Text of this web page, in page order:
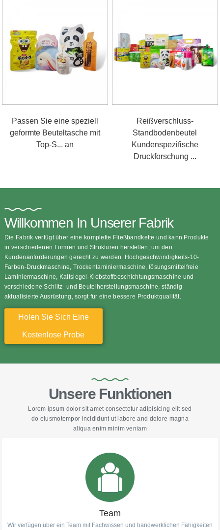
Passen Sie eine speziell
geformte Beuteltasche mit
Top-S... an
Reißverschluss-
Standbodenbeutel
Kundenspezifische
Druckforschung ...
Willkommen In Unserer Fabrik
Die Fabrik verfügt über eine komplette Fließbandkette und kann Produkte
in verschiedenen Formen und Strukturen herstellen, um den
Kundenanforderungen gerecht zu werden. Hochgeschwindigkeits-10-
Farben-Druckmaschine, Trockenlaminiermaschine, lösungsmittelfreie
Laminiermaschine, Kaltsiegel-Klebstoffbeschichtungsmaschine und
verschiedene Schlitz- und Beutelherstellungsmaschine, ständig
aktualisierte Ausrüstung, sorgt für eine bessere Produktqualität.
Holen Sie Sich Eine
Kostenlose Probe
Unsere Funktionen
Lorem ipsum dolor sit amet consectetur adipisicing elit sed
do eiusmotempor incididunt ut labore and dolore magna
aliqua enim minim veniam
Team
Wir verfügen über ein Team mit Fachwissen und handwerklichen Fähigkeiten